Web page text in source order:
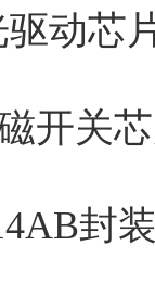
驱动芯
开关
封